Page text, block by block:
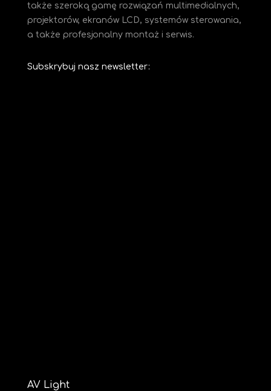
także szeroką gamę rozwiązań multimedialnych,
projektorów, ekranów LCD, systemów sterowania,
a także profesjonalny montaż i serwis.
Subskrybuj nasz newsletter:
AV Light